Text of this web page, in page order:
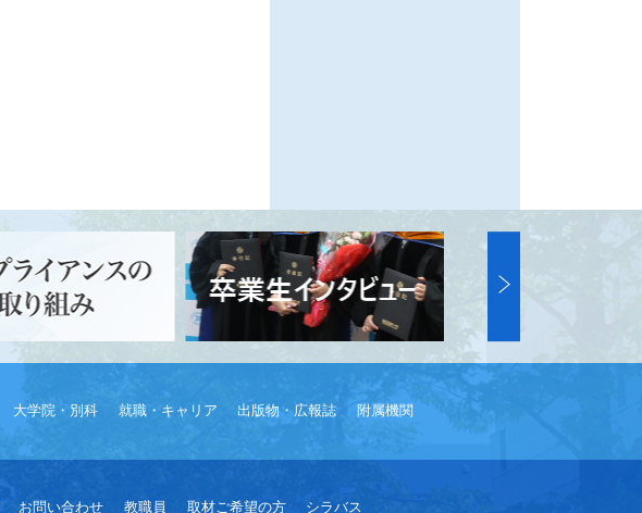
大学院・別科 就職・キャリア 出版物・広報誌 附属機関
お問い合わせ 教職員 取材ご希望の方 シラバス